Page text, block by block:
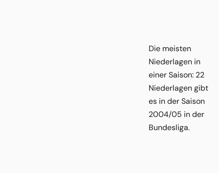
Die meisten
Niederlagen in
einer Saison: 22
Niederlagen gibt
es in der Saison
2004/05 in der
Bundesliga.